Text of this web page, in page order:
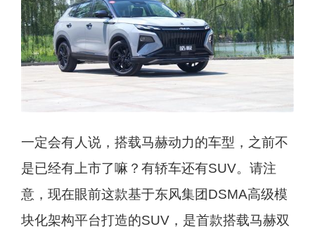
一定会有人说，搭载马赫动力的车型，之前不
是已经有上市了嘛？有轿车还有SUV。请注
意，现在眼前这款基于东风集团DSMA高级模
块化架构平台打造的SUV，是首款搭载马赫双